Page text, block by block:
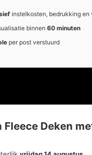
instelkosten, bedrukking en
binnen 60 minuten
per post verstuurd
Fleece Deken